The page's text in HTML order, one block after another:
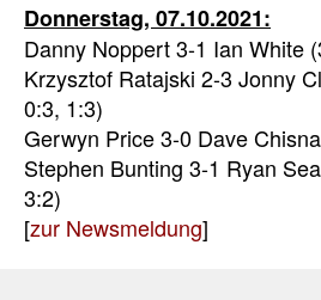
Donnerstag, 07.10.2021:
Danny Noppert 3-1 Ian White
Krzysztof Ratajski 2-3 Jonny
0:3, 1:3)
Gerwyn Price 3-0 Dave
Stephen Bunting 3-1 Ryan
3:2)
[zur Newsmeldung]